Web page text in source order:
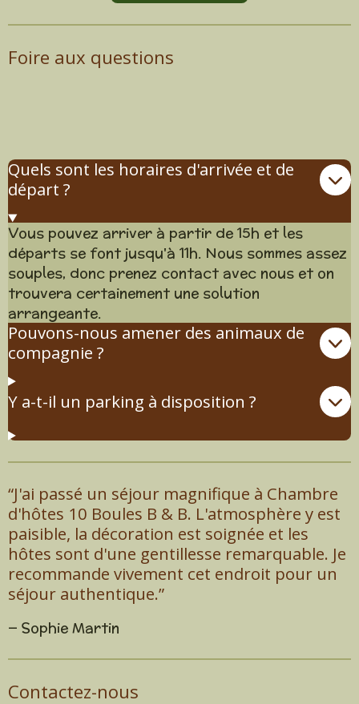
Foire aux questions
Quels sont les horaires d'arrivée et de
départ ?
Vous pouvez arriver à partir de 15h et les
départs se font jusqu'à 11h. Nous sommes assez
souples, donc prenez contact avec nous et on
trouvera certainement une solution
arrangeante.
Pouvons-nous amener des animaux de
compagnie ?
Y a-t-il un parking à disposition ?
“J'ai passé un séjour magnifique à Chambre
d'hôtes 10 Boules B & B. L'atmosphère y est
paisible, la décoration est soignée et les
hôtes sont d'une gentillesse remarquable. Je
recommande vivement cet endroit pour un
séjour authentique.”
— Sophie Martin
Contactez-nous